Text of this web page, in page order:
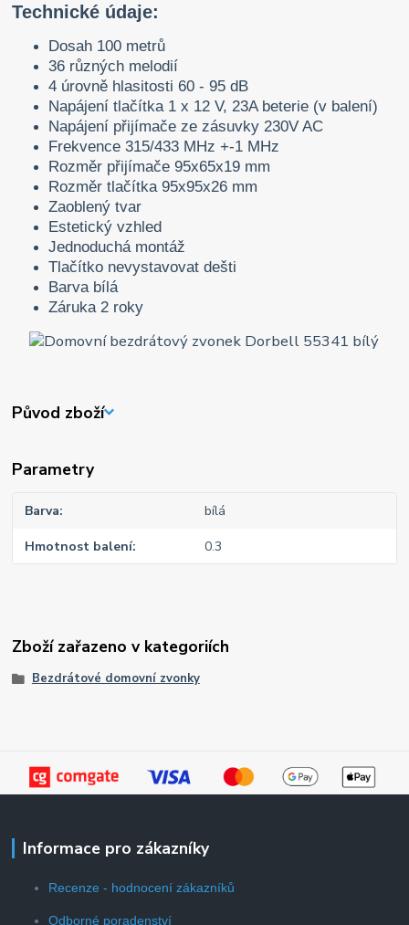
Technické údaje:
Dosah 100 metrů
36 různých melodií
4 úrovně hlasitosti 60 - 95 dB
Napájení tlačítka 1 x 12 V, 23A beterie (v balení)
Napájení přijímače ze zásuvky 230V AC
Frekvence 315/433 MHz +-1 MHz
Rozměr přijímače 95x65x19 mm
Rozměr tlačítka 95x95x26 mm
Zaoblený tvar
Estetický vzhled
Jednoduchá montáž
Tlačítko nevystavovat dešti
Barva bílá
Záruka 2 roky
Původ zboží
Parametry
Barva bílá
Hmotnost balení 0.3
Zboží zařazeno v kategoriích
Bezdrátové domovní zvonky
Informace pro zákazníky
Recenze - hodnocení zákazníků
Odborné poradenství